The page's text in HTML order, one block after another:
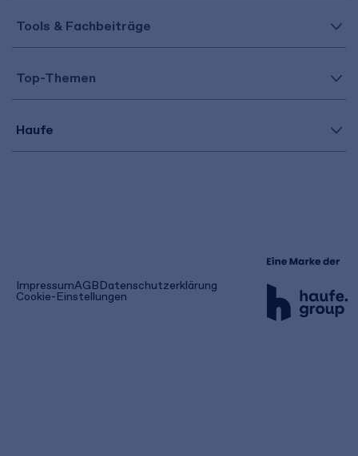
Tools & Fachbeiträge
Top-Themen
Haufe
ImpressumAGB(öffnet
in
einem
Datenschutzerklärung
Cookie-Einstellungen